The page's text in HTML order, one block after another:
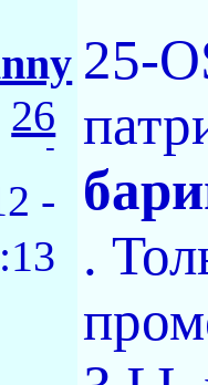
26
-
-
25-
.